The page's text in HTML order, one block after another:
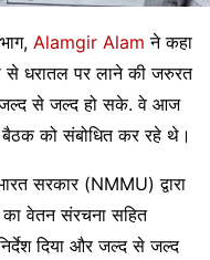
Alamgir Alam ने कहा
से धरातल पर लाने की जरुरत
जल्द से जल्द हो सके. वे आज
बैठक को संबोधित कर रहे थे।
सरकार (NMMU) द्वारा
का वेतन संरचना सहित
दिया और जल्द से जल्द